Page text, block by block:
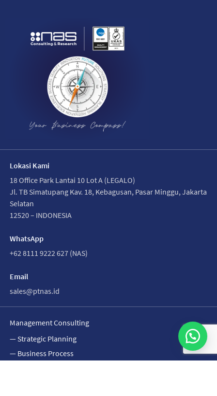
Lokasi Kami
18 Office Park Lantai 10 Lot A (LEGALO)
Jl. TB Simatupang Kav. 18, Kebagusan, Pasar Minggu, Jakarta
Selatan
12520 – INDONESIA
WhatsApp
+62 8111 9222 627 (NAS)
Email
sales@ptnas.id
Management Consulting
— Strategic Planning
— Business Process